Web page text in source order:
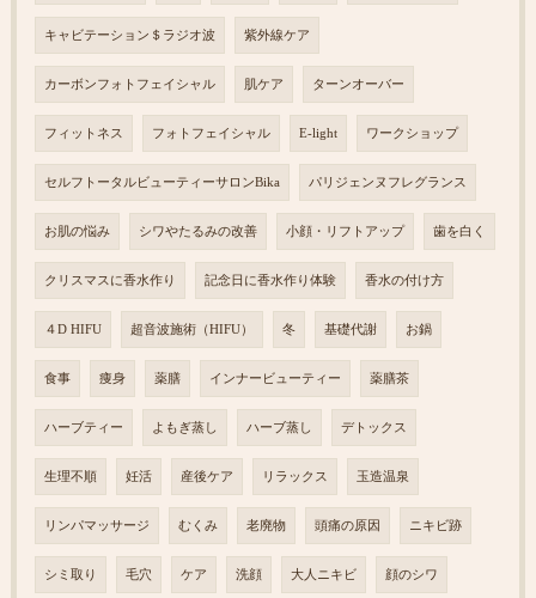
キャビテーション＄ラジオ波 紫外線ケア
カーボンフォトフェイシャル 肌ケア ターンオーバー
フィットネス フォトフェイシャル E-light ワークショップ
セルフトータルビューティーサロンBika パリジェンヌフレグランス
お肌の悩み シワやたるみの改善 小顔・リフトアップ 歯を白く
クリスマスに香水作り 記念日に香水作り体験 香水の付け方
４D HIFU 超音波施術（HIFU） 冬 基礎代謝 お鍋
食事 痩身 薬膳 インナービューティー 薬膳茶
ハーブティー よもぎ蒸し ハーブ蒸し デトックス
生理不順 妊活 産後ケア リラックス 玉造温泉
リンパマッサージ むくみ 老廃物 頭痛の原因 ニキビ跡
シミ取り 毛穴 ケア 洗顔 大人ニキビ 顔のシワ